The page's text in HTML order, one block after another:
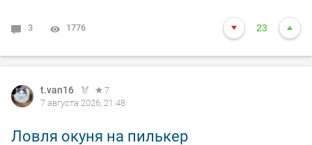
3 1776 23
t.van16
7
7 августа 2026, 21:48
Ловля окуня на пилькер